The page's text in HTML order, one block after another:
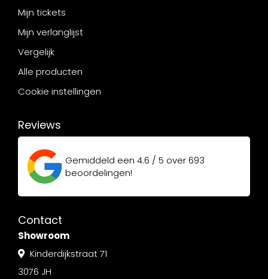
Mijn tickets
Mijn verlanglijst
Vergelijk
Alle producten
Cookie instellingen
Reviews
Gemiddeld een 4.6 / 5 over693
beoordelingen!
Contact
Showroom
Kinderdijkstraat 71
3076 JH